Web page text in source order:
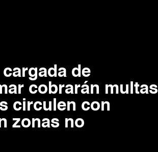
de
cobrarán multas
circulen con
zonas no